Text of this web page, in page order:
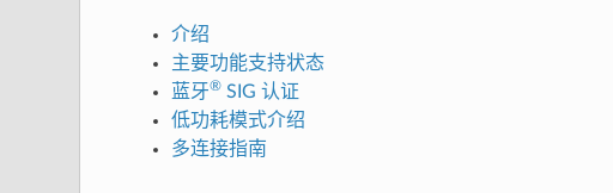
介绍
主要功能支持状态
蓝牙®SIG 认证
低功耗模式介绍
多连接指南